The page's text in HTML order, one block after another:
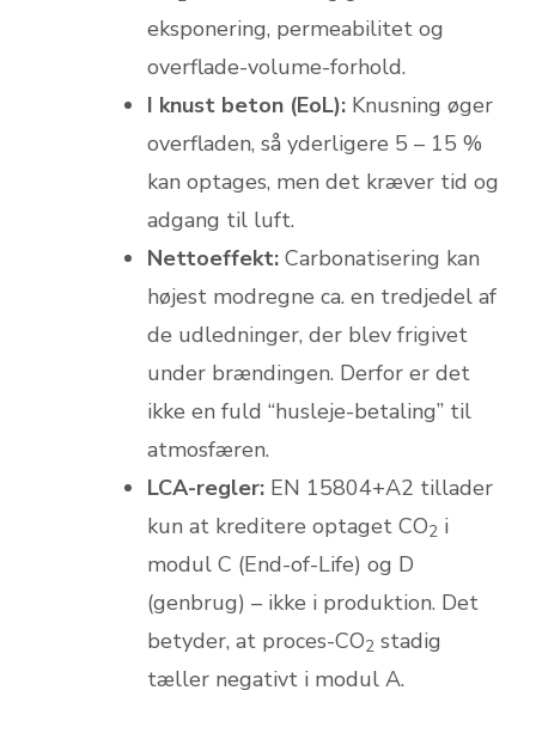
eksponering, permeabilitet og
overflade-volume-forhold.
I knust beton (EoL): Knusning øger
overfladen, så yderligere 5 – 15 %
kan optages, men det kræver tid og
adgang til luft.
Nettoeffekt: Carbonatisering kan
højest modregne ca. en tredjedel af
de udledninger, der blev frigivet
under brændingen. Derfor er det
ikke en fuld “husleje-betaling” til
atmosfæren.
LCA-regler: EN 15804+A2 tillader
kun at kreditere optaget CO2 i
modul C (End-of-Life) og D
(genbrug) – ikke i produktion. Det
betyder, at proces-CO2 stadig
tæller negativt i modul A.